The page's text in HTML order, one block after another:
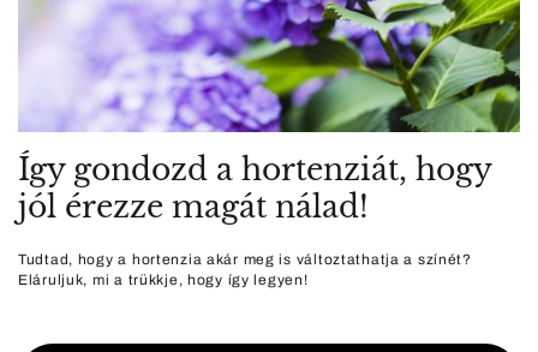
Így gondozd a hortenziát, hogy
jól érezze magát nálad!
Tudtad, hogy a hortenzia akár meg is változtathatja a színét?
Eláruljuk, mi a trükkje, hogy így legyen!